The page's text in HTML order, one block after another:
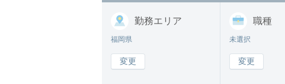
勤務エリア
福岡県
変更
職種
未選択
変更